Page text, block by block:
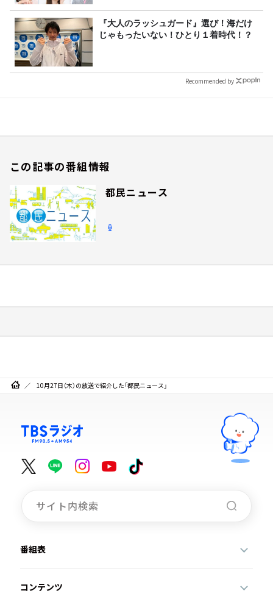
『大人のラッシュガード』選び！海だけ
じゃもったいない！ひとり１着時代！？
Recommended by
この記事の番組情報
都民ニュース
10月27日（木）の放送で紹介した「都民ニュース」
番組表
コンテンツ